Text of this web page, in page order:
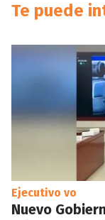
Te puede
Ejecutivo vo
Nuevo